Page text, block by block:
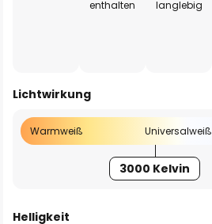
enthalten
langlebig
Lichtwirkung
Warmweiß Universalweiß
3000 Kelvin
Helligkeit